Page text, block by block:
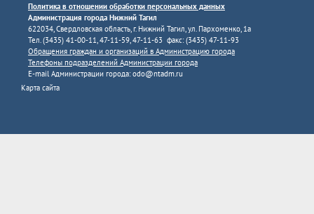
Политика в отношении обработки персональных данных
Администрация города Нижний Тагил
622034, Свердловская область, г. Нижний Тагил, ул. Пархоменко, 1а
Тел. (3435) 41-00-11, 47-11-59, 47-11-63 факс: (3435) 47-11-93
Обращения граждан и организаций в Администрацию города
Телефоны подразделений Администрации города
E-mail Администрации города:odo@ntadm.ru
Карта сайта